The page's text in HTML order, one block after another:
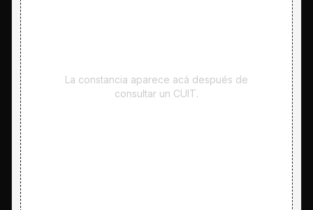
La constancia aparece acá después de
consultar un CUIT.